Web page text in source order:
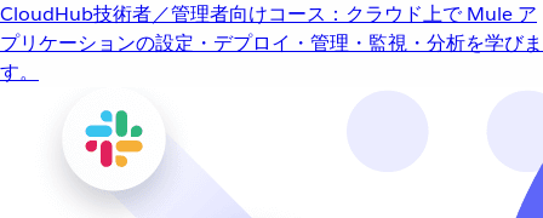
CloudHub技術者／管理者向けコース：クラウド上で Mule ア
プリケーションの設定・デプロイ・管理・監視・分析を学びま
す。